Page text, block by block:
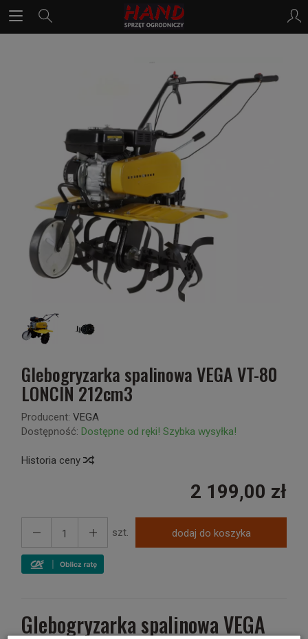
Glebogryzarka spalinowa VEGA VT-80
LONCIN 212cm3
Producent: VEGA
Dostępność: Dostępne od ręki! Szybka wysyłka!
Historia ceny
2 199,00 zł
szt. dodaj do koszyka
Glebogryzarka spalinowa VEGA